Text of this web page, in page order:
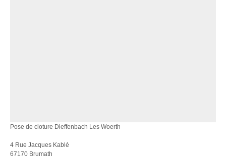
Pose de cloture Dieffenbach Les Woerth
4 Rue Jacques Kablé
67170 Brumath